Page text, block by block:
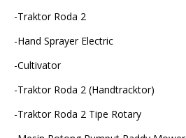
-Traktor Roda 2
-Hand Sprayer Electric
-Cultivator
-Traktor Roda 2 (Handtracktor)
-Traktor Roda 2 Tipe Rotary